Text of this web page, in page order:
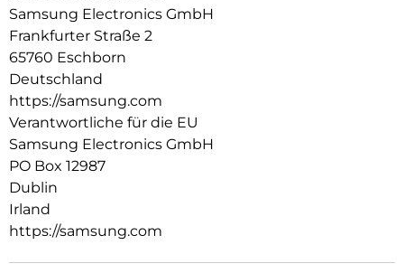
Samsung Electronics GmbH
Frankfurter Straße 2
65760 Eschborn
Deutschland
https://samsung.com
Verantwortliche für die EU
Samsung Electronics GmbH
PO Box 12987
Dublin
Irland
https://samsung.com